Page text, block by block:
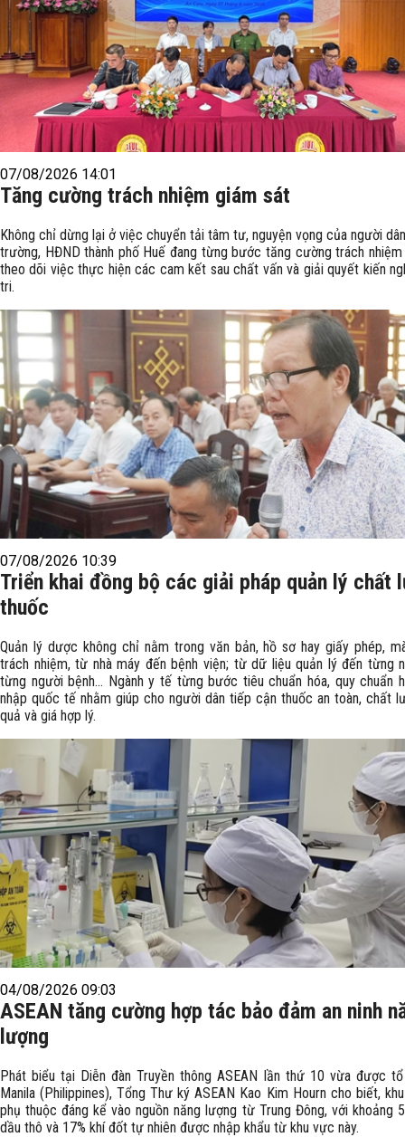
07/08/2026 14:01
Tăng cường trách nhiệm giám sát
Không chỉ dừng lại ở việc chuyển tải tâm tư, nguyện vọng của người
trường, HĐND thành phố Huế đang từng bước tăng cường trách
theo dõi việc thực hiện các cam kết sau chất vấn và giải quyết kiến
tri.
07/08/2026 10:39
Triển khai đồng bộ các giải pháp quản lý chất
thuốc
Quản lý dược không chỉ nằm trong văn bản, hồ sơ hay giấy phép,
trách nhiệm, từ nhà máy đến bệnh viện; từ dữ liệu quản lý đến từng
từng người bệnh... Ngành y tế từng bước tiêu chuẩn hóa, quy chuẩn
nhập quốc tế nhằm giúp cho người dân tiếp cận thuốc an toàn, chất
quả và giá hợp lý.
04/08/2026 09:03
ASEAN tăng cường hợp tác bảo đảm an ninh
lượng
Phát biểu tại Diễn đàn Truyền thông ASEAN lần thứ 10 vừa được
Manila (Philippines), Tổng Thư ký ASEAN Kao Kim Hourn cho biết,
phụ thuộc đáng kể vào nguồn năng lượng từ Trung Đông, với khoảng
dầu thô và 17% khí đốt tự nhiên được nhập khẩu từ khu vực này.